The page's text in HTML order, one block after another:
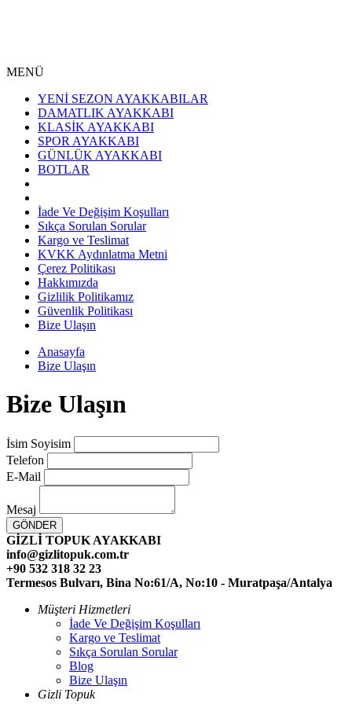
MENÜ
YENİ SEZON AYAKKABILAR
DAMATLIK AYAKKABI
KLASİK AYAKKABI
SPOR AYAKKABI
GÜNLÜK AYAKKABI
BOTLAR
İade Ve Değişim Koşulları
Sıkça Sorulan Sorular
Kargo ve Teslimat
KVKK Aydınlatma Metni
Çerez Politikası
Hakkımızda
Gizlilik Politikamız
Güvenlik Politikası
Bize Ulaşın
Anasayfa
Bize Ulaşın
Bize Ulaşın
İsim Soyisim
Telefon
E-Mail
Mesaj
GÖNDER
GİZLİ TOPUK AYAKKABI
info@gizlitopuk.com.tr
+90 532 318 32 23
Termesos Bulvarı, Bina No:61/A, No:10 - Muratpaşa/Antalya
Müşteri Hizmetleri
İade Ve Değişim Koşulları
Kargo ve Teslimat
Sıkça Sorulan Sorular
Blog
Bize Ulaşın
Gizli Topuk